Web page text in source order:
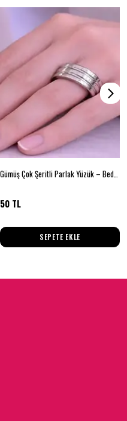
Gümüş Çok Şeritli Parlak Yüzük – Beden 16
50 TL
SEPETE EKLE